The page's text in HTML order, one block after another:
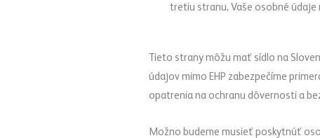
tretiu stranu, Vaše osobné
Tieto strany môžu mať sídlo na
údajov mimo EHP zabezpečíme
opatrenia na ochranu dôvernosti a
Možno budeme musieť poskytnúť